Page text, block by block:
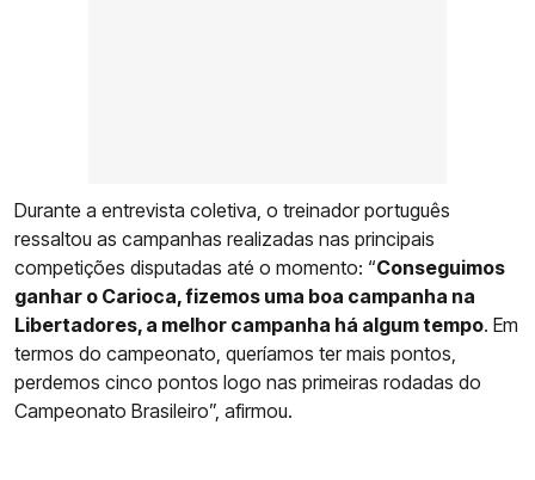
Durante a entrevista coletiva, o treinador português
ressaltou as campanhas realizadas nas principais
competições disputadas até o momento: “Conseguimos
ganhar o Carioca, fizemos uma boa campanha na
Libertadores, a melhor campanha há algum tempo. Em
termos do campeonato, queríamos ter mais pontos,
perdemos cinco pontos logo nas primeiras rodadas do
Campeonato Brasileiro”, afirmou.